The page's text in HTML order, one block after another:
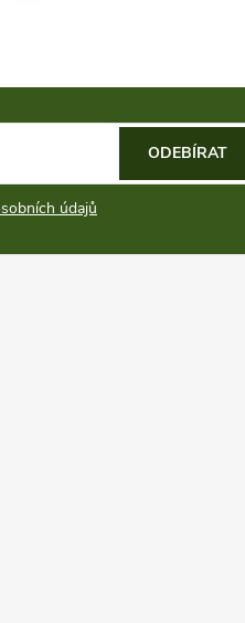
údajů
ODEBÍRAT